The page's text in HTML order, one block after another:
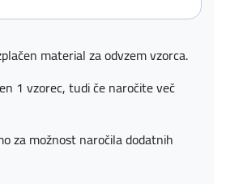
material za odvzem vzorca.
1 vzorec, tudi če naročite več
za možnost naročila dodatnih